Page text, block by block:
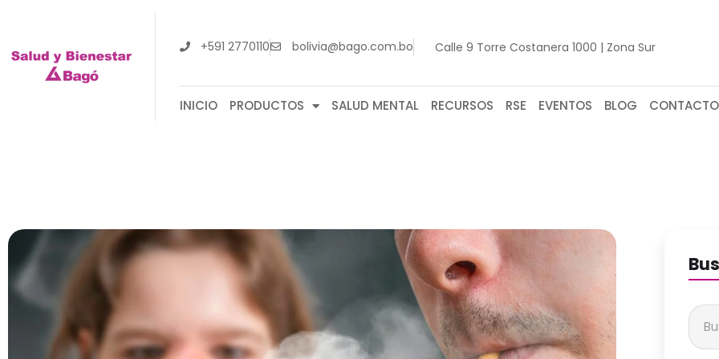
+591 2770110 bolivia@bago.com.bo Calle 9 Torre Costanera 1000 | Zona Sur
INICIO PRODUCTOS SALUD MENTAL RECURSOS RSE EVENTOS BLOG CONTACTO